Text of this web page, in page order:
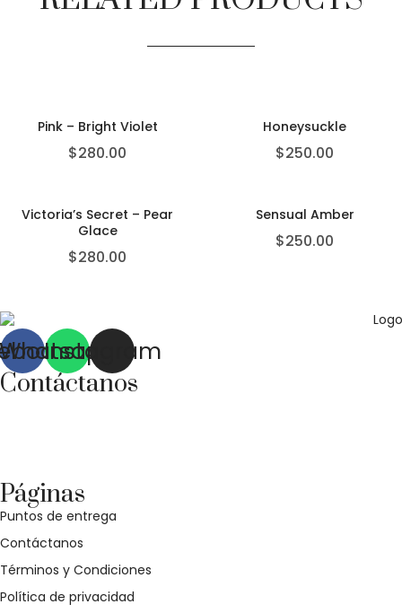
Pink – Bright Violet
$280.00
Honeysuckle
$250.00
Victoria’s Secret – Pear
Glace
$280.00
Sensual Amber
$250.00
Instagram
Contáctanos
Páginas
Puntos de entrega
Contáctanos
Términos y Condiciones
Política de privacidad